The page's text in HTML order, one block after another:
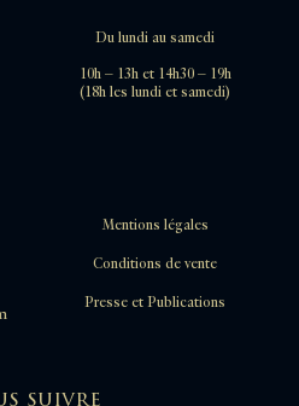
Du lundi au samedi
10h – 13h et 14h30 – 19h
(18h les lundi et samedi)
Mentions légales
Conditions de vente
Presse et Publications
suivre